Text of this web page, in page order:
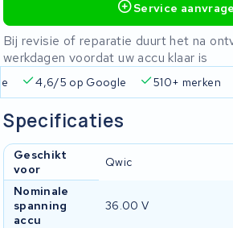
Service
Bij revisie of reparatie duurt het na
werkdagen voordat uw accu klaar is
4,6/5 op Google 510+ merken
Specificaties
Geschikt
voor
Qwic
Nominale
spanning
accu
36.00 V